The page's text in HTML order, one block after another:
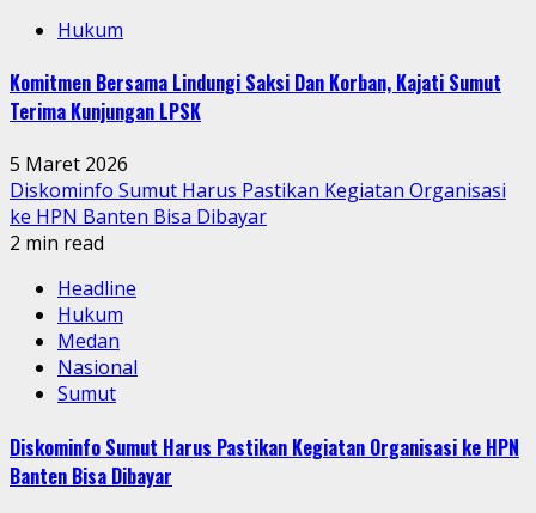
Hukum
Komitmen Bersama Lindungi Saksi Dan Korban, Kajati Sumut
Terima Kunjungan LPSK
5 Maret 2026
Diskominfo Sumut Harus Pastikan Kegiatan Organisasi
ke HPN Banten Bisa Dibayar
2 min read
Headline
Hukum
Medan
Nasional
Sumut
Diskominfo Sumut Harus Pastikan Kegiatan Organisasi ke HPN
Banten Bisa Dibayar